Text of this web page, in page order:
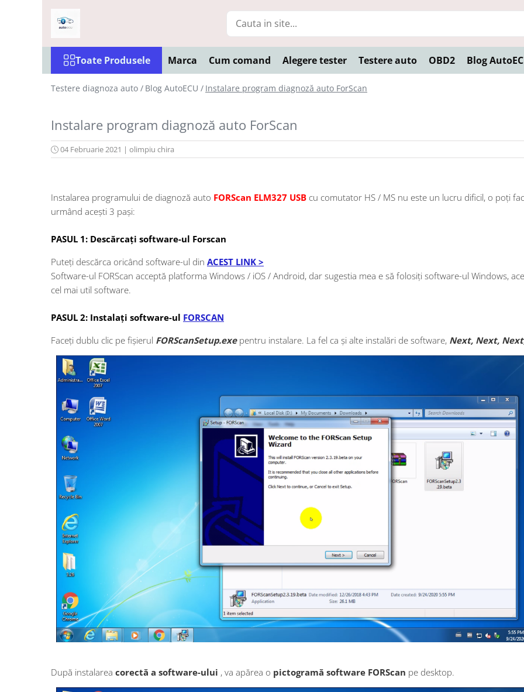
Interfete diagnoza
Testere Dacia si Renault
Testere Ford si Mazda
Testere Jeep/Chrysler
Testere Nissan
Testere Toyota
Testere Volvo
Testere multimarca
Capace ventil roti
Chei si cipuri
Embleme logo
Toate Produsele Marca Cum comand Alegere tester Testere auto OBD2 Blog
Testere diagnoza auto / Blog AutoECU / Instalare program diagnoză auto ForScan
Instalare program diagnoză auto ForScan
04 Februarie 2021 | olimpiu chira
Instalarea programului de diagnoză auto FORScan ELM327 USB cu comutator HS / MS nu este un lucru dificil, o poți
urmând acești 3 pași:
PASUL 1: Descărcați software-ul Forscan
Puteți descărca oricând software-ul din ACEST LINK >
Software-ul FORScan acceptă platforma Windows / iOS / Android, dar sugestia mea e să folosiți software-ul Windows,
cel mai util software.
PASUL 2: Instalați software-ul FORSCAN
Faceți dublu clic pe fișierul FORScanSetup.exepentru instalare. La fel ca și alte instalări de software, Next, Next,
După instalarea corectă a software-ului , va apărea o pictogramă software FORScan pe desktop.